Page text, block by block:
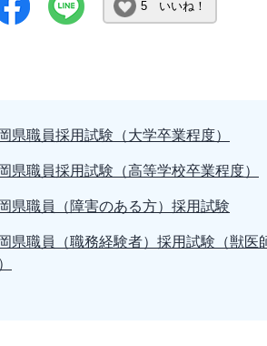
5 いいね！
県職員採用試験（大学卒業程度）
県職員採用試験（高等学校卒業程度）
県職員（障害のある方）採用試験
県職員（職務経験者）採用試験（獣医